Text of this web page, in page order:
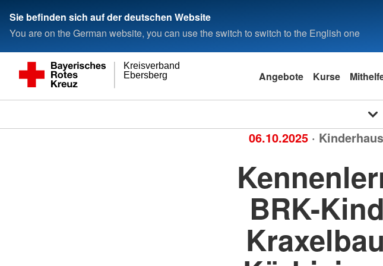
Sie befinden sich auf der deutschen Website
You are on the German website, you can use the switch to switch to the English one
Ebersberg
Kreisverband
Angebote Kurse
06.10.2025 ·
BRK-